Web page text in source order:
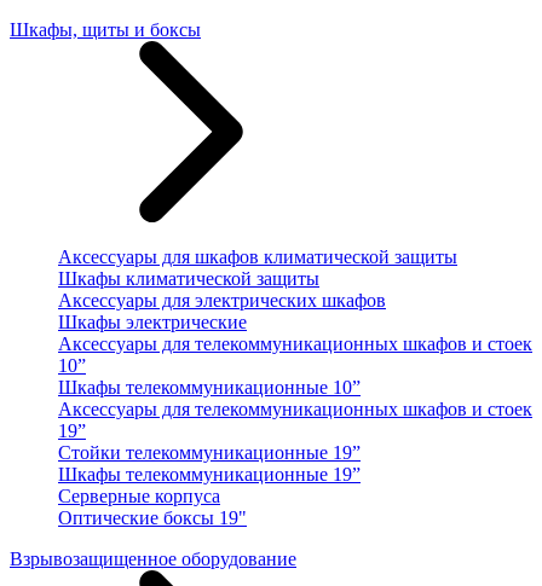
Шкафы, щиты и боксы
Аксессуары для шкафов климатической защиты
Шкафы климатической защиты
Аксессуары для электрических шкафов
Шкафы электрические
Аксессуары для телекоммуникационных шкафов и стоек
10”
Шкафы телекоммуникационные 10”
Аксессуары для телекоммуникационных шкафов и стоек
19”
Стойки телекоммуникационные 19”
Шкафы телекоммуникационные 19”
Серверные корпуса
Оптические боксы 19"
Взрывозащищенное оборудование